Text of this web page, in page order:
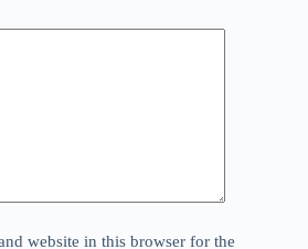
website in this browser for the